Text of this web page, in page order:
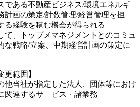
である不動産ビジネス/環境エネルギ
計画の策定/計数管理/経営管理を担
る経験を積む機会が得られる
て、トップメマネジメントとのコミュ
な戦略/立案、中期経営計画の策定に
更範囲】
他当社が指定した法人、団体等におけ
関連するサービス・諸業務